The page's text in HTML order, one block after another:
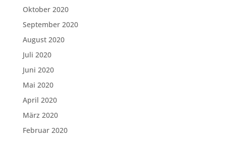
Oktober 2020
September 2020
August 2020
Juli 2020
Juni 2020
Mai 2020
April 2020
März 2020
Februar 2020